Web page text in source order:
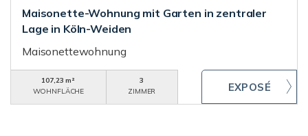
Maisonette-Wohnung mit Garten in zentraler
Lage in Köln-Weiden
Maisonettewohnung
107,23 m²
WOHNFLÄCHE
3
ZIMMER